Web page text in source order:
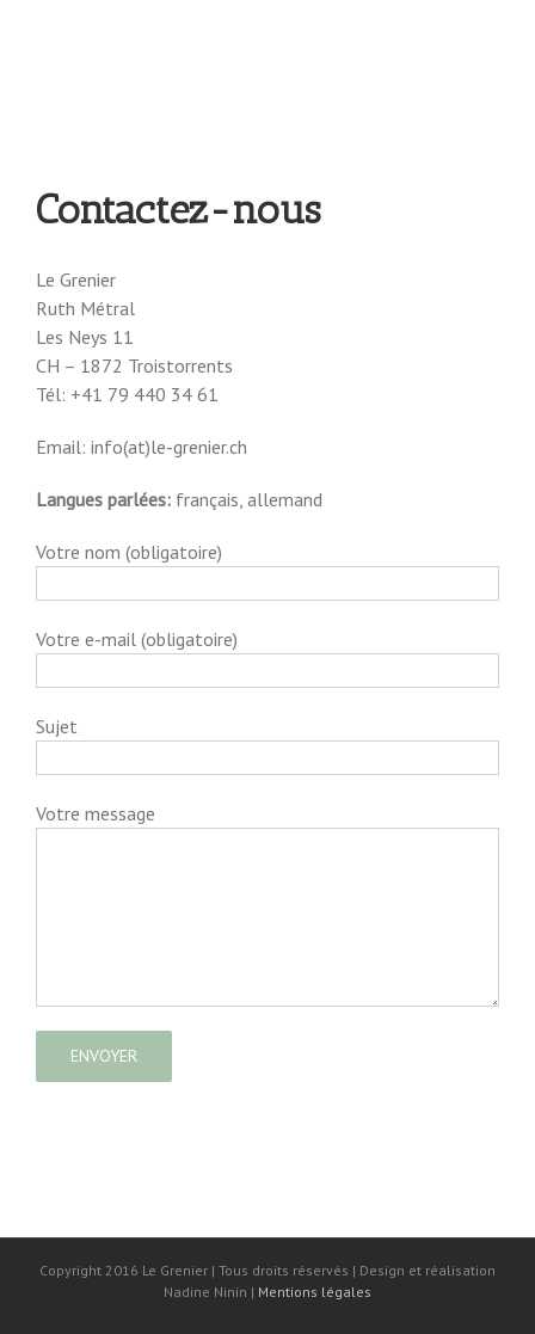
Contactez-nous
Le Grenier
Ruth Métral
Les Neys 11
CH – 1872 Troistorrents
Tél: +41 79 440 34 61
Email: info(at)le-grenier.ch
Langues parlées: français, allemand
Votre nom (obligatoire)
Votre e-mail (obligatoire)
Sujet
Votre message
Copyright 2016 Le Grenier | Tous droits réservés | Design et réalisation
Nadine Ninin | Mentions légales